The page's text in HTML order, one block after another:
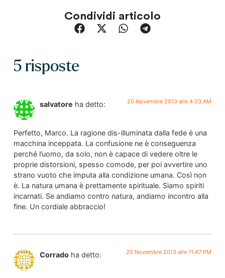
Condividi articolo
5 risposte
salvatore ha detto: 20 Novembre 2013 alle 4:33 AM
Perfetto, Marco. La ragione dis-illuminata dalla fede è una
macchina inceppata. La confusione ne è conseguenza
perché l’uomo, da solo, non è capace di vedere oltre le
proprie distorsioni, spesso comode, per poi avvertire uno
strano vuoto che imputa alla condizione umana. Così non
è. La natura umana è prettamente spirituale. Siamo spiriti
incarnati. Se andiamo contro natura, andiamo incontro alla
fine. Un cordiale abbraccio!
Corrado ha detto: 20 Novembre 2013 alle 11:47 PM